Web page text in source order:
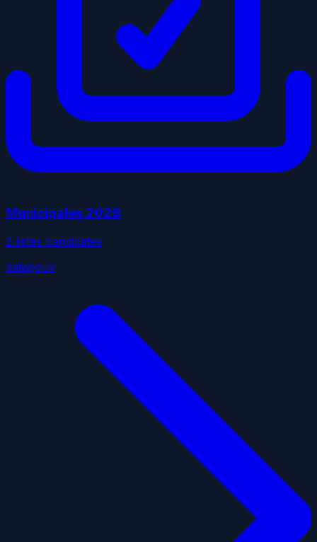
Municipales 2026
2 listes candidates
datagouv